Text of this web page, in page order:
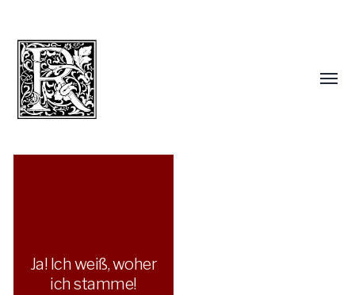
Ja! Ich weiß, woher
ich stamme!